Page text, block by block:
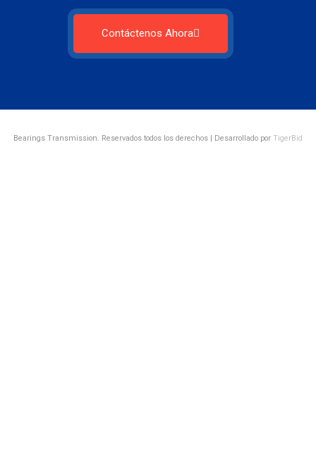
Contáctenos Ahora
Bearings Transmission. Reservados todos los derechos | Desarrollado por TigerBid